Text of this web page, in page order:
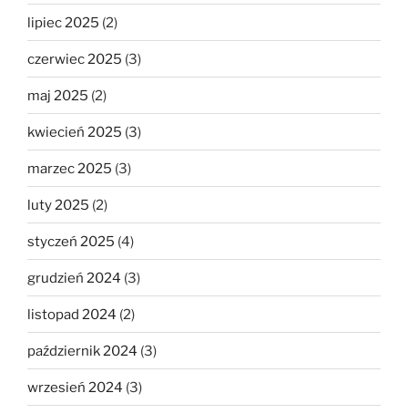
lipiec 2025 (2)
czerwiec 2025 (3)
maj 2025 (2)
kwiecień 2025 (3)
marzec 2025 (3)
luty 2025 (2)
styczeń 2025 (4)
grudzień 2024 (3)
listopad 2024 (2)
październik 2024 (3)
wrzesień 2024 (3)